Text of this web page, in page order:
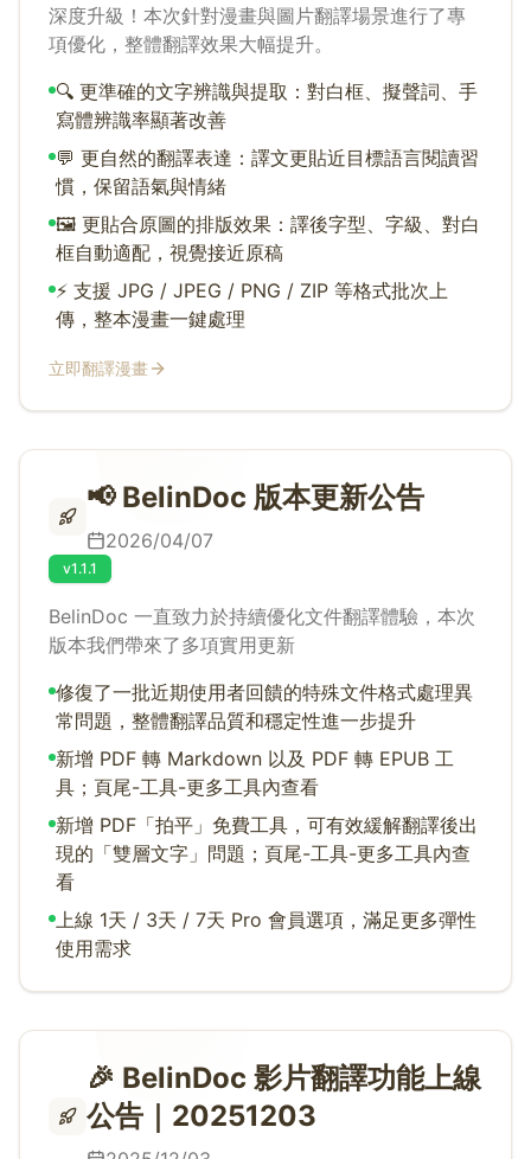
深度升級！本次針對漫畫與圖片翻譯場景進行了專
項優化，整體翻譯效果大幅提升。
🔍 更準確的文字辨識與提取：對白框、擬聲詞、手
寫體辨識率顯著改善
💬 更自然的翻譯表達：譯文更貼近目標語言閱讀習
慣，保留語氣與情緒
🖼️ 更貼合原圖的排版效果：譯後字型、字級、對白
框自動適配，視覺接近原稿
⚡ 支援 JPG / JPEG / PNG / ZIP 等格式批次上
傳，整本漫畫一鍵處理
立即翻譯漫畫
📢 BelinDoc 版本更新公告
2026/04/07
v1.1.1
BelinDoc 一直致力於持續優化文件翻譯體驗，本次
版本我們帶來了多項實用更新
修復了一批近期使用者回饋的特殊文件格式處理異
常問題，整體翻譯品質和穩定性進一步提升
新增 PDF 轉 Markdown 以及 PDF 轉 EPUB 工
具；頁尾-工具-更多工具內查看
新增 PDF「拍平」免費工具，可有效緩解翻譯後出
現的「雙層文字」問題；頁尾-工具-更多工具內查
看
上線 1天 / 3天 / 7天 Pro 會員選項，滿足更多彈性
使用需求
🎉 BelinDoc 影片翻譯功能上線
公告｜20251203